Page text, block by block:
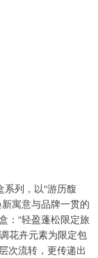
列，以“游历馥
寓意与品牌一贯的
：“轻盈蓬松限定旅
花卉元素为限定包
次流转，更传递出